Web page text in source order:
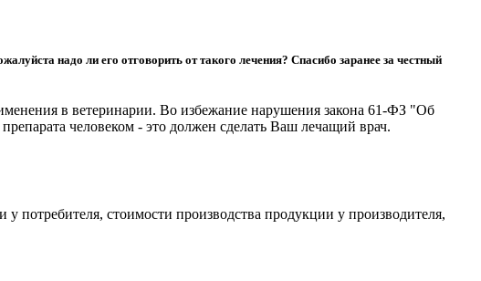
надо ли его отговорить от такого лечения? Спасибо заранее за честный
в ветеринарии. Во избежание нарушения закона 61-ФЗ "Об
человеком - это должен сделать Ваш лечащий врач.
потребителя, стоимости производства продукции у производителя,